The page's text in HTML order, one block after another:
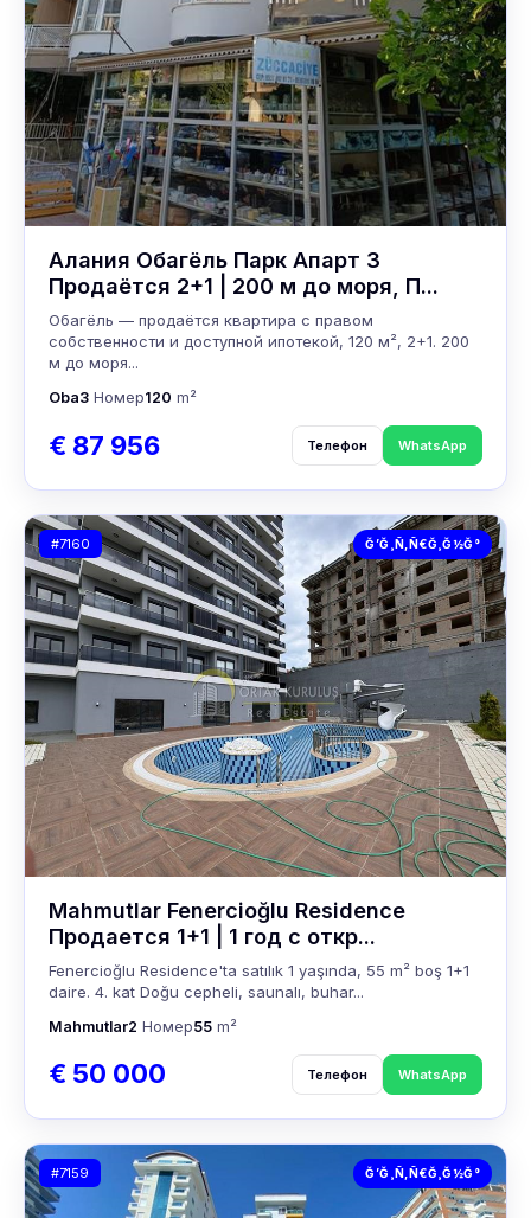
Алания Обагёль Парк Апарт 3
Продаётся 2+1 | 200 м до моря, П...
Обагёль — продаётся квартира с правом
собственности и доступной ипотекой, 120 м², 2+1. 200
м до моря...
Oba3 Номер120 m²
€ 87 956 Телефон WhatsApp
Ğ’Ğ¸Ñ‚Ñ€Ğ¸Ğ½Ğ°
#7160
Mahmutlar Fenercioğlu Residence
Продается 1+1 | 1 год с откр...
Fenercioğlu Residence'ta satılık 1 yaşında, 55 m² boş 1+1
daire. 4. kat Doğu cepheli, saunalı, buhar...
Mahmutlar2 Номер55 m²
€ 50 000 Телефон WhatsApp
Ğ’Ğ¸Ñ‚Ñ€Ğ¸Ğ½Ğ°
#7159